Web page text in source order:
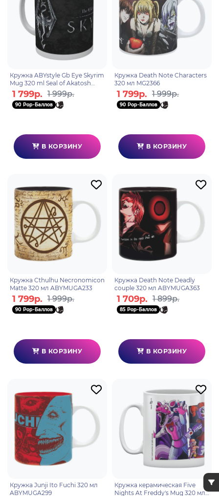
Кружка ABYstyle Gb Eye Skyrim
Mug 320 ml Seal of Akatosh
subli box x2 MG1352
1 799р. 1 999р.
90 Pop-Баллов
В КОРЗИНУ
Кружка Death Note Characters
320 мл MG2366
1 799р. 1 999р.
90 Pop-Баллов
В КОРЗИНУ
Кружка Cthulhu Necronomicon
Matte 320 мл ABYMUGA233
1 799р. 1 999р.
90 Pop-Баллов
В КОРЗИНУ
Кружка Death Note Deadly
couple 320 мл ABYMUGA363
1 709р. 1 899р.
85 Pop-Баллов
В КОРЗИНУ
Кружка Junji Ito Fuchi 320 мл
ABYMUGA299
Кружка керамическая Five
Nights At Freddy's Mug 320 мл